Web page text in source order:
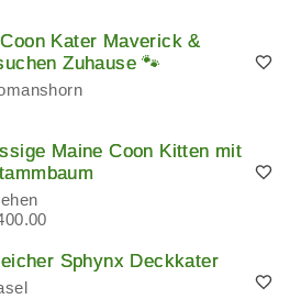
Kater Maverick &
Zuhause 🐾
Maine Coon Kitten mit
Sphynx Deckkater